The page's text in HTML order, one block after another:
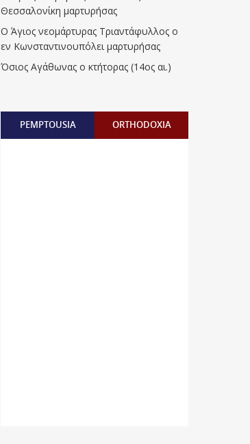
Θεσσαλονίκη μαρτυρήσας
Ο Άγιος νεομάρτυρας Τριαντάφυλλος ο
εν Κωνσταντινουπόλει μαρτυρήσας
Όσιος Αγάθωνας ο κτήτορας (14ος αι.)
PEMPTOUSIA ORTHODOXIA